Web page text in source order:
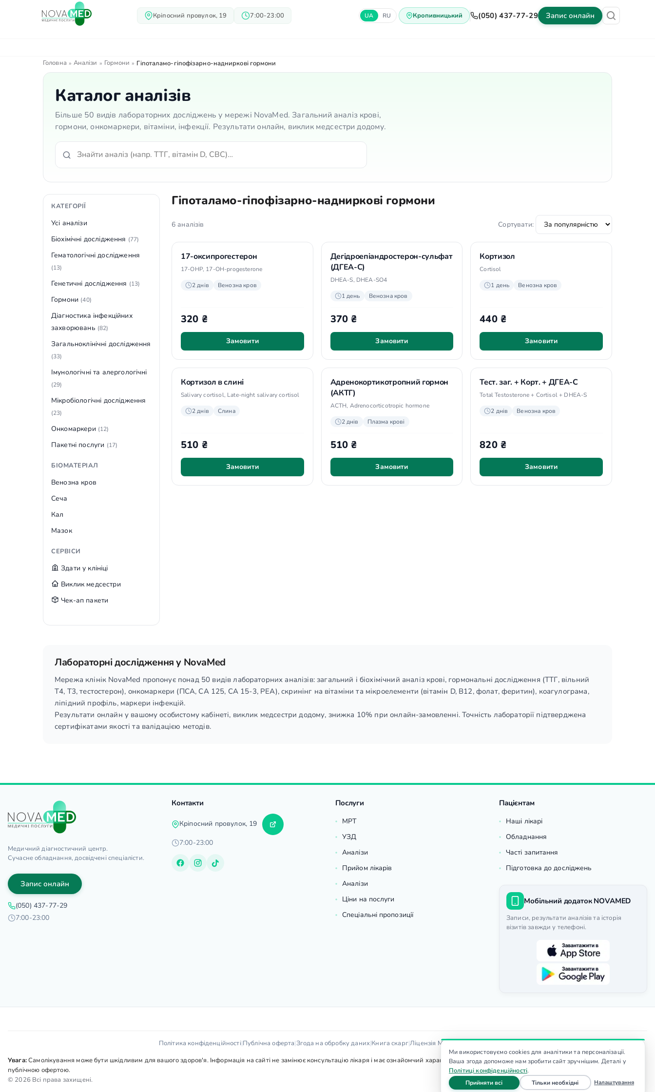
Кріпосний провулок, 19 7:00-23:00 UA RU Кропивницький (050) 437-77-29 Запис онлайн
Головна » Аналізи » Гормони » Гіпоталамо-гіпофізарно-надниркові гормони
Каталог аналізів
Більше 50 видів лабораторних досліджень у мережі NovaMed. Загальний аналіз крові,
гормони, онкомаркери, вітаміни, інфекції. Результати онлайн, виклик медсестри додому.
КАТЕГОРІЇ
Усі аналізи
Біохімічні дослідження (77)
Гематологічні дослідження
(13)
Генетичні дослідження (13)
Гормони (40)
Діагностика інфекційних
захворювань (82)
Загальноклінічні дослідження
(33)
Імунологічні та алергологічні
(29)
Мікробіологічні дослідження
(23)
Онкомаркери (12)
Пакетні послуги (17)
БІОМАТЕРІАЛ
Венозна кров
Сеча
Кал
Мазок
СЕРВІСИ
Здати у клініці
Виклик медсестри
Чек-ап пакети
Гіпоталамо-гіпофізарно-надниркові гормони
6 аналізів Сортувати:
17-оксипрогестерон
17-OHP, 17-OH-progesterone
2 днів Венозна кров
320 ₴
Замовити
Дегідроепіандростерон-сульфат
(ДГЕА-С)
DHEA-S, DHEA-SO4
1 день Венозна кров
370 ₴
Замовити
Кортизол
Cortisol
1 день Венозна кров
440 ₴
Замовити
Кортизол в слині
Salivary cortisol, Late-night salivary cortisol
2 днів Слина
510 ₴
Замовити
Адренокортикотропний гормон
(АКТГ)
ACTH, Adrenocorticotropic hormone
2 днів Плазма крові
510 ₴
Замовити
Тест. заг. + Корт. + ДГЕА-С
Total Testosterone + Cortisol + DHEA-S
2 днів Венозна кров
820 ₴
Замовити
Лабораторні дослідження у NovaMed
Мережа клінік NovaMed пропонує понад 50 видів лабораторних аналізів: загальний і біохімічний аналіз крові, гормональні дослідження (ТТГ, вільний
T4, T3, тестостерон), онкомаркери (ПСА, СА 125, СА 15-3, РЕА), скринінг на вітаміни та мікроелементи (вітамін D, B12, фолат, феритин), коагулограма,
ліпідний профіль, маркери інфекцій.
Результати онлайн у вашому особистому кабінеті, виклик медсестри додому, знижка 10% при онлайн-замовленні. Точність лабораторії підтверджена
сертифікатами якості та валідацією методів.
Медичний діагностичний центр.
Сучасне обладнання, досвідчені спеціалісти.
Запис онлайн
(050) 437-77-29
7:00-23:00
Контакти
Кріпосний провулок, 19
7:00-23:00
Послуги
МРТ
УЗД
Аналізи
Прийом лікарів
Аналізи
Ціни на послуги
Спеціальні пропозиції
Пацієнтам
Наші лікарі
Обладнання
Часті запитання
Підготовка до досліджень
Мобільний додаток NOVAMED
Записи, результати аналізів та історія
візитів завжди у телефоні.
Політика конфіденційності|Публічна оферта|Згода на обробку даних|Книга скарг|Ліцензія МОЗ| Доступність
Увага:Самолікування може бути шкідливим для вашого здоров'я. Інформація на сайті не замінює консультацію лікаря і має ознайомчий характер. Вартість послуг уточнюйте у адміністратора, ціни не є
публічною офертою.
© 2026 Всі права захищені.
Ми використовуємо cookies для аналітики та персоналізації.
Ваша згода допоможе нам зробити сайт зручнішим. Деталі у
Політиці конфіденційності.
Прийняти всіфайли cookieТільки необхідніфайли cookie
Налаштування